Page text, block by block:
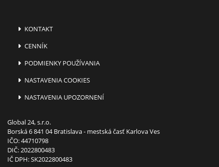
KONTAKT
CENNÍK
PODMIENKY POUŽÍVANIA
NASTAVENIA COOKIES
NASTAVENIA UPOZORNENÍ
Global 24, s.r.o.
Borská 6 841 04 Bratislava - mestská časť Karlova Ves
IČO: 44710798
DIČ: 2022800483
IČ DPH: SK2022800483